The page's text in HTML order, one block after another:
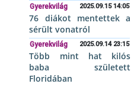
Gyerekvilág 2025.09.15 14:05
76 diákot mentettek a
sérült vonatról
Gyerekvilág 2025.09.14 23:15
Több mint hat kilós
baba született
Floridában